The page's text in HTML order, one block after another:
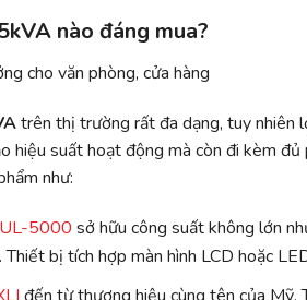
nào đáng mua?
trên thị trường rất đa dạng, tuy nhiên
hiệu suất hoạt động mà còn đi kèm
như:
5000 sở hữu công suất không lớn
Thiết bị tích hợp màn hình LCD hoặc